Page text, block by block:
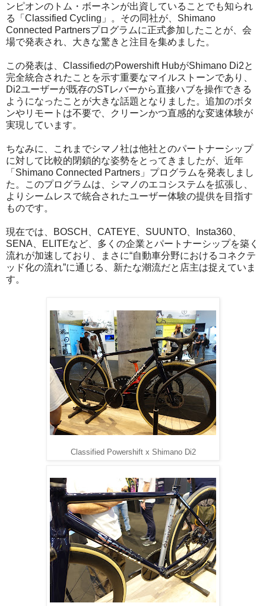
ンピオンのトム・ボーネンが出資していることでも知られ
る「Classified Cycling」。その同社が、Shimano
Connected Partnersプログラムに正式参加したことが、会
場で発表され、大きな驚きと注目を集めました。
この発表は、ClassifiedのPowershift HubがShimano Di2と
完全統合されたことを示す重要なマイルストーンであり、
Di2ユーザーが既存のSTレバーから直接ハブを操作できる
ようになったことが大きな話題となりました。追加のボタ
ンやリモートは不要で、クリーンかつ直感的な変速体験が
実現しています。
ちなみに、これまでシマノ社は他社とのパートナーシップ
に対して比較的閉鎖的な姿勢をとってきましたが、近年
「Shimano Connected Partners」プログラムを発表しまし
た。このプログラムは、シマノのエコシステムを拡張し、
よりシームレスで統合されたユーザー体験の提供を目指す
ものです。
現在では、BOSCH、CATEYE、SUUNTO、Insta360、
SENA、ELITEなど、多くの企業とパートナーシップを築く
流れが加速しており、まさに“自動車分野におけるコネクテ
ッド化の流れ”に通じる、新たな潮流だと店主は捉えていま
す。
Classified Powershift x Shimano Di2